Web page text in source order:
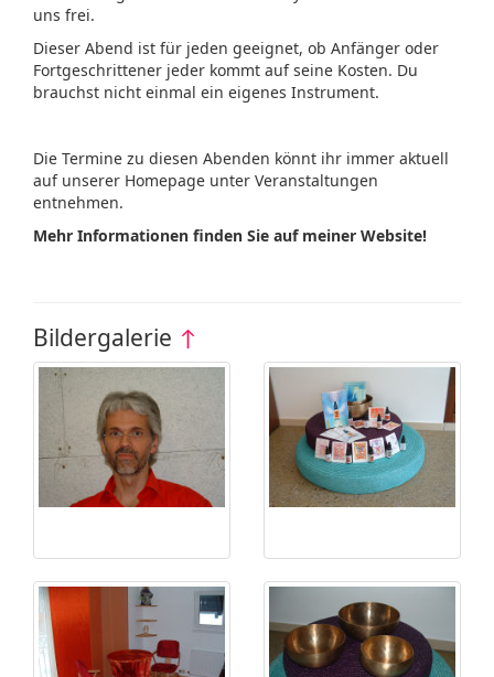
uns frei.
Dieser Abend ist für jeden geeignet, ob Anfänger oder
Fortgeschrittener jeder kommt auf seine Kosten. Du
brauchst nicht einmal ein eigenes Instrument.
Die Termine zu diesen Abenden könnt ihr immer aktuell
auf unserer Homepage unter Veranstaltungen
entnehmen.
Mehr Informationen finden Sie auf meiner Website!
Bildergalerie ↑